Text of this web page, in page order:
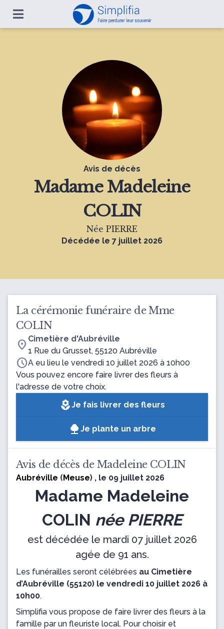
Avis de décès
Madame Madeleine
COLIN
Née PIERRE
Décédée le 7 juillet 2026
La cérémonie funéraire de Mme
COLIN
location_on Cimetière d'Aubréville
1 Rue du Grusset, 55120 Aubréville
scheduleA eu lieu le vendredi 10 juillet 2026 à 10h00
Vous pouvez encore faire livrer des fleurs à
l'adresse de votre choix.
local_floristJe fais livrer des fleurs
Je plante un arbre
Avis de décès de Madeleine COLIN
Aubréville (Meuse) , le 09 juillet 2026
Madame Madeleine
COLIN née PIERRE
est décédée le mardi 07 juillet 2026
agée de 91 ans.
Les funérailles seront célébrées au Cimetière
d’Aubréville (55120) le vendredi 10 juillet 2026 à
10h00.
Simplifia vous propose de faire livrer des fleurs à la
famille par un fleuriste local. Pour choisir et